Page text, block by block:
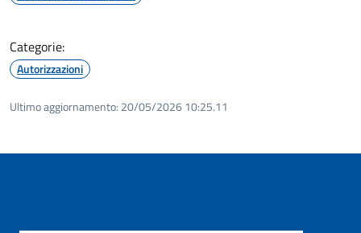
Categorie:
Autorizzazioni
Ultimo aggiornamento: 20/05/2026 10:25.11